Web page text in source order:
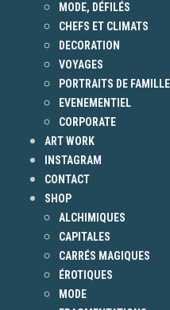
MODE, DÉFILÉS
CHEFS ET CLIMATS
DECORATION
VOYAGES
PORTRAITS DE FAMILLE
EVENEMENTIEL
CORPORATE
ART WORK
INSTAGRAM
CONTACT
SHOP
ALCHIMIQUES
CAPITALES
CARRÉS MAGIQUES
ÉROTIQUES
MODE